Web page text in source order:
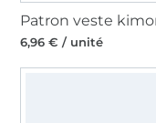
6,96 € / unité